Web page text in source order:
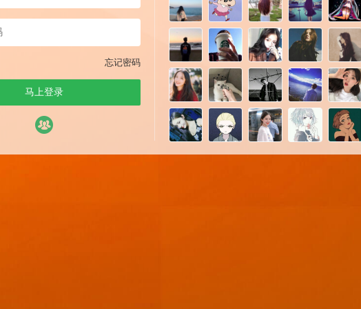
忘记密码
马上登录